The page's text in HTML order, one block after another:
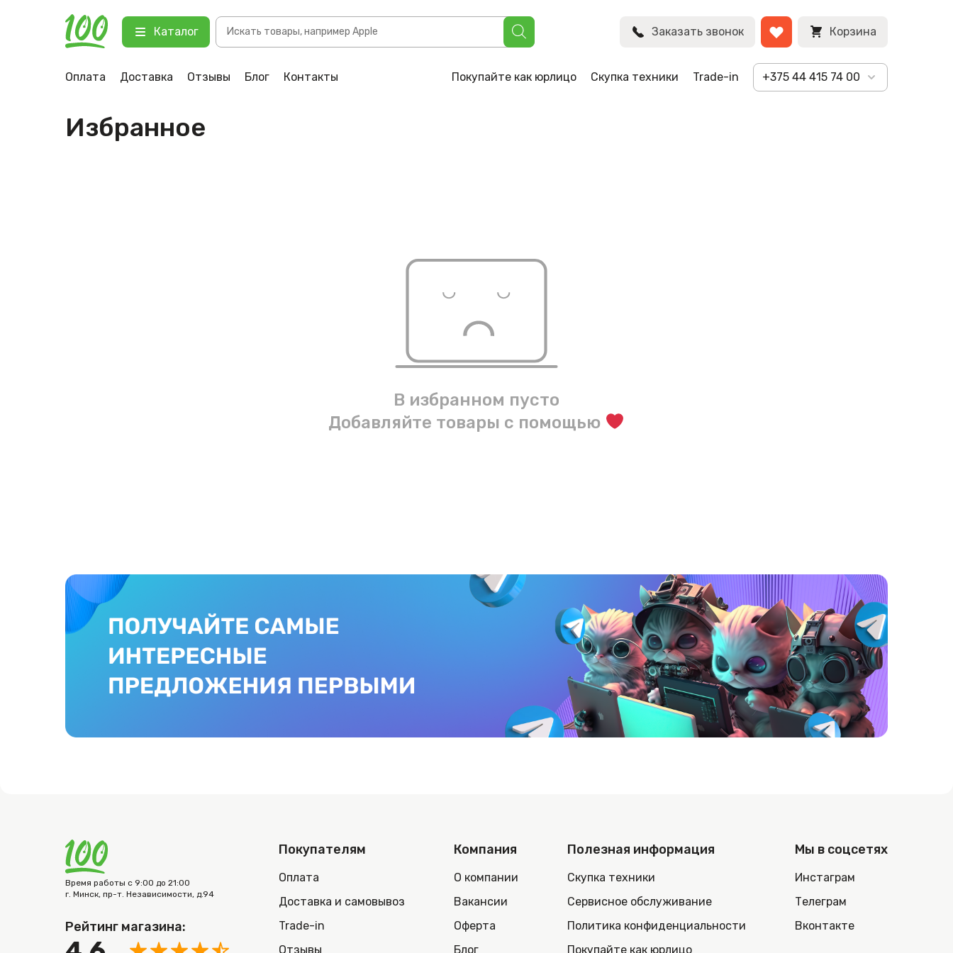
Каталог
Поиск
товаров
Заказать звонок Корзина
Оплата Доставка Отзывы Блог Контакты Покупайте как юрлицо Скупка техники Trade-in +375 44 415 74 00
Избранное
В избранном пусто
Добавляйте товары с помощью
Время работы с 9:00 до 21:00
г. Минск, пр-т. Независимости, д.94
Рейтинг магазина:
Покупателям
Оплата
Доставка и самовывоз
Trade-in
Отзывы
Компания
О компании
Вакансии
Оферта
Блог
Полезная информация
Скупка техники
Сервисное обслуживание
Политика конфиденциальности
Покупайте как юрлицо
Мы в соцсетях
Инстаграм
Телеграм
Вконтакте